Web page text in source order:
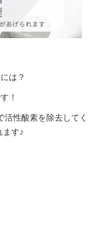
は？
！
性酸素を除去してく
ます♪